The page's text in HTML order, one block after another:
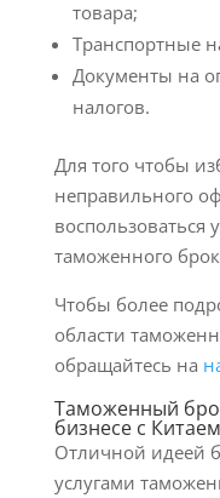
товара;
Транспортные
Документы на
налогов.
Для того чтобы
неправильного
воспользоваться
таможенного
Чтобы более
области
обращайтесь на
Таможенный
бизнесе с Китаем
Отличной идеей
услугами